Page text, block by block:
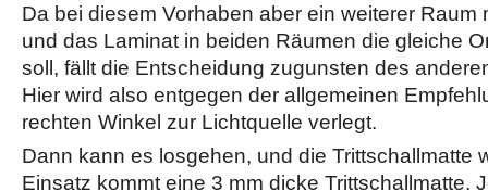
Da bei diesem Vorhaben aber ein weiterer Raum
und das Laminat in beiden Räumen die gleiche
soll, fällt die Entscheidung zugunsten des
Hier wird also entgegen der allgemeinen
rechten Winkel zur Lichtquelle verlegt.
Dann kann es losgehen, und die Trittschallmatte
Einsatz kommt eine 3 mm dicke Trittschallmatte.